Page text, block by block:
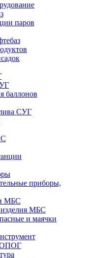
паров
баллонов
СУГ
приборы,
МБС
изделия МБС
и маячки